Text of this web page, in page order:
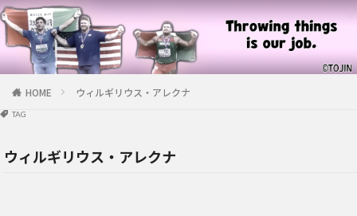
HOME ウィルギリウス・アレクナ
TAG
ウィルギリウス・アレクナ